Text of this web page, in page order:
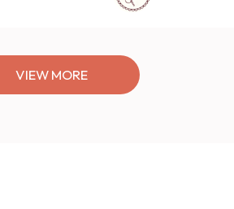
VIEW MORE